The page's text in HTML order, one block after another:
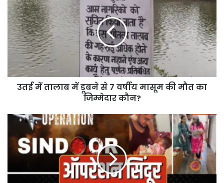
उतई में तालाब में डूबने से 7 वर्षीय मासूम की मौत का
जिम्मेदार कौन?